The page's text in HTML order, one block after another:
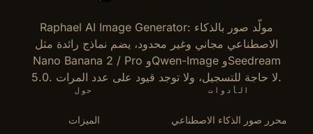
Raphael AI Image Generator: مولّد صور بالذكاء
الاصطناعي مجاني وغير محدود، يضم نماذج رائدة مثل
Nano Banana 2 / Pro وQwen-Image وSeedream
5.0. لا حاجة للتسجيل، ولا توجد قيود على عدد المرات.
حول
الميزات
الأدوات
محرر صور الذكاء الاصطناعي